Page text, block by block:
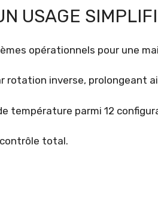
USAGE
opérationnels pour une
inverse, prolongeant
température parmi 12
total.